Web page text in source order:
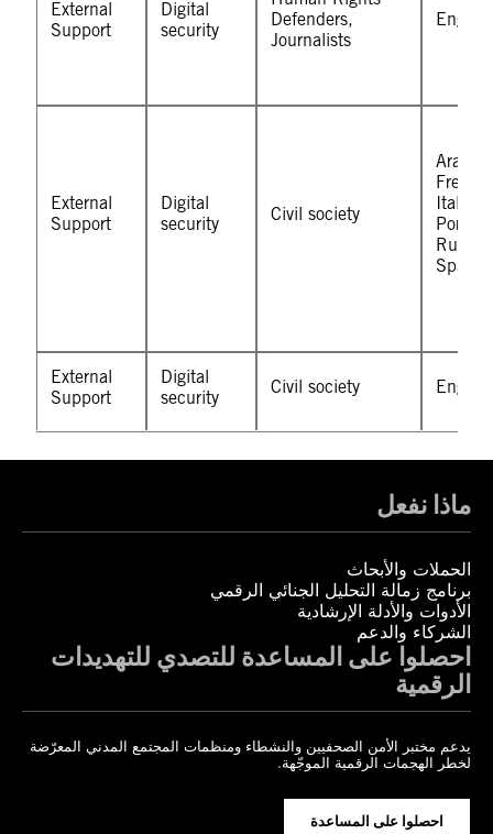
ماذا نفعل
الحملات والأبحاث
برنامج زمالة التحليل الجنائي الرقمي
الأدوات والأدلة الإرشادية
الشركاء والدعم
احصلوا على المساعدة للتصدي للتهديدات
الرقمية
يدعم مختبر الأمن الصحفيين والنشطاء ومنظمات المجتمع المدني المعرّضة
لخطر الهجمات الرقمية الموجّهة.
احصلوا على المساعدة